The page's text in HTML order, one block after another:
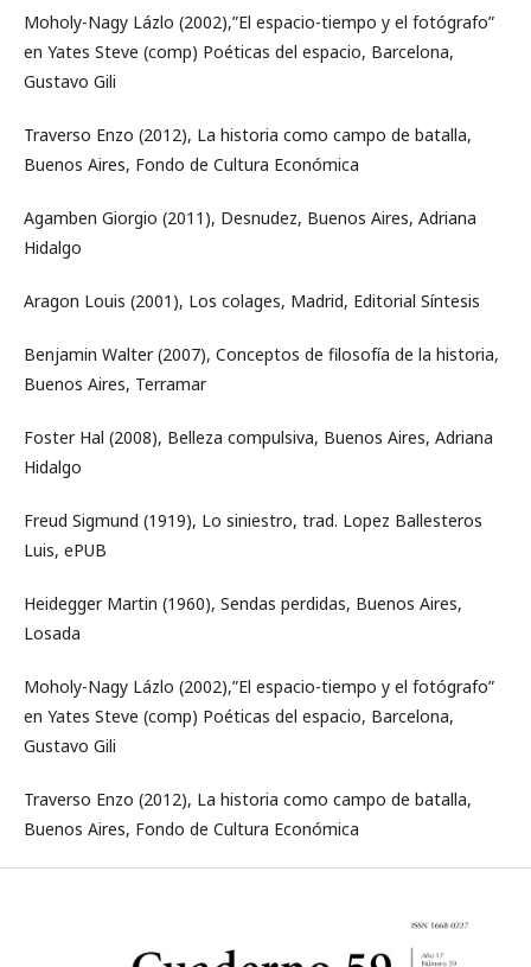
Moholy-Nagy Lázlo (2002),”El espacio-tiempo y el fotógrafo”
en Yates Steve (comp) Poéticas del espacio, Barcelona,
Gustavo Gili
Traverso Enzo (2012), La historia como campo de batalla,
Buenos Aires, Fondo de Cultura Económica
Agamben Giorgio (2011), Desnudez, Buenos Aires, Adriana
Hidalgo
Aragon Louis (2001), Los colages, Madrid, Editorial Síntesis
Benjamin Walter (2007), Conceptos de filosofía de la historia,
Buenos Aires, Terramar
Foster Hal (2008), Belleza compulsiva, Buenos Aires, Adriana
Hidalgo
Freud Sigmund (1919), Lo siniestro, trad. Lopez Ballesteros
Luis, ePUB
Heidegger Martin (1960), Sendas perdidas, Buenos Aires,
Losada
Moholy-Nagy Lázlo (2002),”El espacio-tiempo y el fotógrafo”
en Yates Steve (comp) Poéticas del espacio, Barcelona,
Gustavo Gili
Traverso Enzo (2012), La historia como campo de batalla,
Buenos Aires, Fondo de Cultura Económica